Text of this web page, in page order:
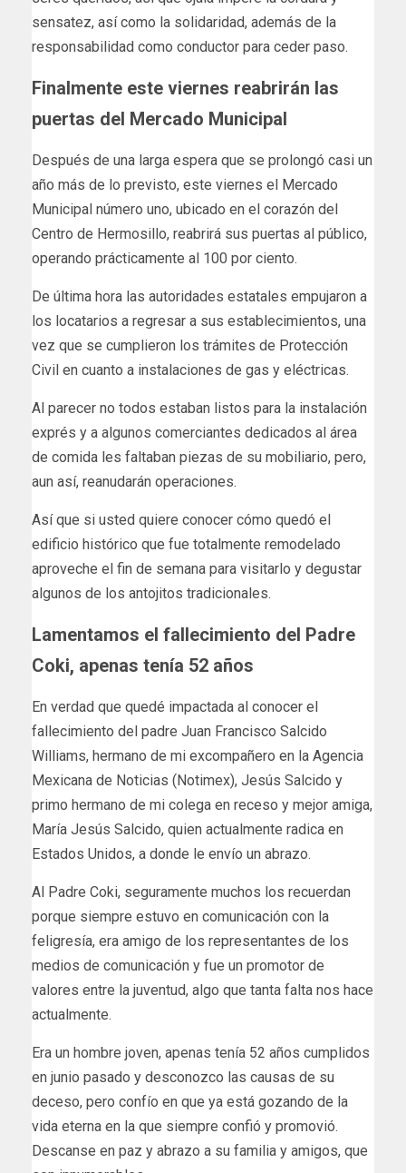
sensatez, así como la solidaridad, además de la
responsabilidad como conductor para ceder paso.
Finalmente este viernes reabrirán las
puertas del Mercado Municipal
Después de una larga espera que se prolongó casi un
año más de lo previsto, este viernes el Mercado
Municipal número uno, ubicado en el corazón del
Centro de Hermosillo, reabrirá sus puertas al público,
operando prácticamente al 100 por ciento.
De última hora las autoridades estatales empujaron a
los locatarios a regresar a sus establecimientos, una
vez que se cumplieron los trámites de Protección
Civil en cuanto a instalaciones de gas y eléctricas.
Al parecer no todos estaban listos para la instalación
exprés y a algunos comerciantes dedicados al área
de comida les faltaban piezas de su mobiliario, pero,
aun así, reanudarán operaciones.
Así que si usted quiere conocer cómo quedó el
edificio histórico que fue totalmente remodelado
aproveche el fin de semana para visitarlo y degustar
algunos de los antojitos tradicionales.
Lamentamos el fallecimiento del Padre
Coki, apenas tenía 52 años
En verdad que quedé impactada al conocer el
fallecimiento del padre Juan Francisco Salcido
Williams, hermano de mi excompañero en la Agencia
Mexicana de Noticias (Notimex), Jesús Salcido y
primo hermano de mi colega en receso y mejor amiga,
María Jesús Salcido, quien actualmente radica en
Estados Unidos, a donde le envío un abrazo.
Al Padre Coki, seguramente muchos los recuerdan
porque siempre estuvo en comunicación con la
feligresía, era amigo de los representantes de los
medios de comunicación y fue un promotor de
valores entre la juventud, algo que tanta falta nos hace
actualmente.
Era un hombre joven, apenas tenía 52 años cumplidos
en junio pasado y desconozco las causas de su
deceso, pero confío en que ya está gozando de la
vida eterna en la que siempre confió y promovió.
Descanse en paz y abrazo a su familia y amigos, que